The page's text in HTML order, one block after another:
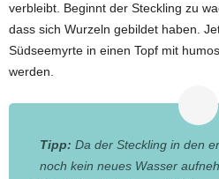
verbleibt. Beginnt der Steckling zu
dass sich Wurzeln gebildet haben.
Südseemyrte in einen Topf mit
werden.
Tipp: Da der Steckling in den
noch kein neues Wasser